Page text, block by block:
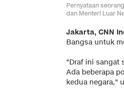
Pernyataan
dan Menteri Luar
Jakarta, CNN
Bangsa untuk
"Draf ini sangat
Ada beberapa
kedua negara,"